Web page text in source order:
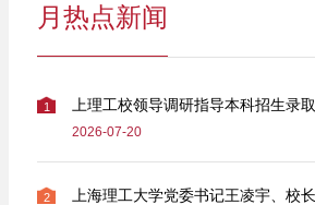
月热点新闻
1 上理工校领导调研指导本科招生录
2026-07-20
2
上海理工大学党委书记王凌宇、校